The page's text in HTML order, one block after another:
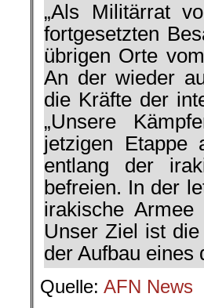
„Als Militärrat
fortgesetzten
übrigen Orte
An der wieder
die Kräfte der
„Unsere
jetzigen
entlang der
befreien. In der
irakische Armee
Unser Ziel ist
der Aufbau eines
Quelle: AFN News